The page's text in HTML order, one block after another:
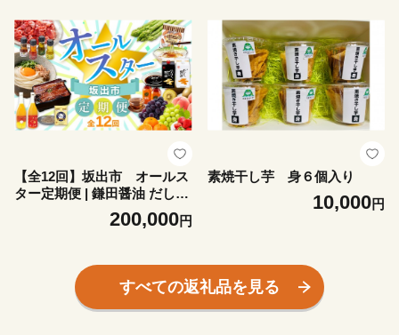
【全12回】坂出市 オールス
ター定期便 | 鎌田醤油 だし醤
油 醤油 にんにくだし醤油 う
どん オリーブ豚 モモ 切り落
ところてん フルーツ 詰め合
わせ 小麦 小麦ふすま シャウ
エッセン 人気 おすすめ 定期
200,000円
素焼干し芋 身６個入り
10,000円
すべての返礼品を見る